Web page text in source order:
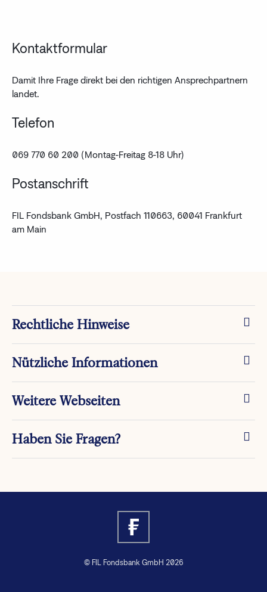
Kontaktformular
Damit Ihre Frage direkt bei den richtigen Ansprechpartnern
landet.
Telefon
069 770 60 200 (Montag-Freitag 8-18 Uhr)
Postanschrift
FIL Fondsbank GmbH, Postfach 110663, 60041 Frankfurt
am Main
Rechtliche Hinweise
Nützliche Informationen
Weitere Webseiten
Haben Sie Fragen?
© FIL Fondsbank GmbH 2026